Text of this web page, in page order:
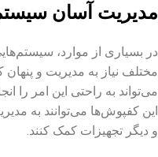
مدیریت آسان
در بسیاری از موارد،
مختلف نیاز به مدیریت و
می‌تواند به راحتی این امر را
این کفپوش‌ها می‌توانند به
و دیگر تجهیزات کمک کنند.